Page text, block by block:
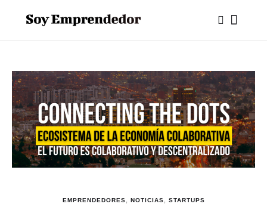
EMPRENDEDORES NOTICIAS STARTUPS